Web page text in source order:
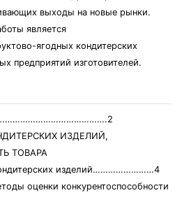
выходы на новые рынки.
является
ягодных кондитерских
предприятий изготовителей.
ИЗДЕЛИЙ,
ТОВАРА
изделий……………………4
оценки конкурентоспособности